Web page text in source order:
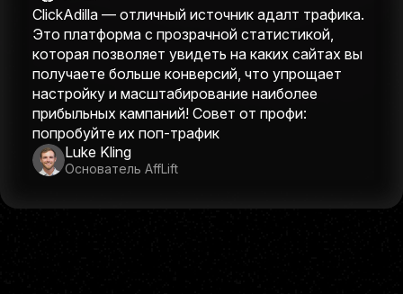
ClickAdilla — отличный источник адалт трафика.
Это платформа с прозрачной статистикой,
которая позволяет увидеть на каких сайтах вы
получаете больше конверсий, что упрощает
настройку и масштабирование наиболее
прибыльных кампаний! Совет от профи:
попробуйте их поп-трафик
Luke Kling
Основатель AffLift